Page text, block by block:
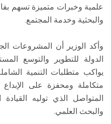
علمية وخبرات متميزة تسهم
والبحثية وخدمة المجتمع.
وأكد الوزير أن المشروعات
الدولة للتطوير والتوسع
يواكب متطلبات التنمية
متكاملة ومحفزة على
المتواصل الذي توليه
والبحث العلمي.